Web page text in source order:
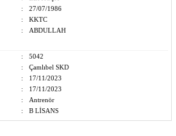
:
27/07/1986
:
KKTC
: ABDULLAH
:
5042
:
Çamlıbel SKD
:
17/11/2023
:
17/11/2023
:
Antrenör
: B LİSANS